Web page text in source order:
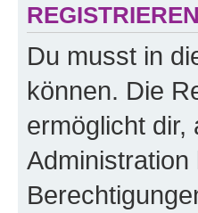
REGISTRIEREN
Du musst in
können. Die
ermöglicht dir,